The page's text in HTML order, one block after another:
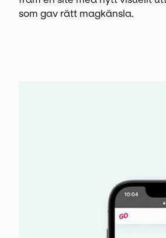
som gav rätt magkänsla.